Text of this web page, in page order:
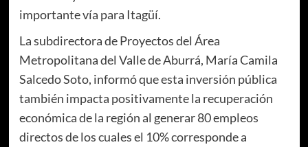
importante vía para Itagüí.
La subdirectora de Proyectos del Área
Metropolitana del Valle de Aburrá, María Camila
Salcedo Soto, informó que esta inversión pública
también impacta positivamente la recuperación
económica de la región al generar 80 empleos
directos de los cuales el 10% corresponde a